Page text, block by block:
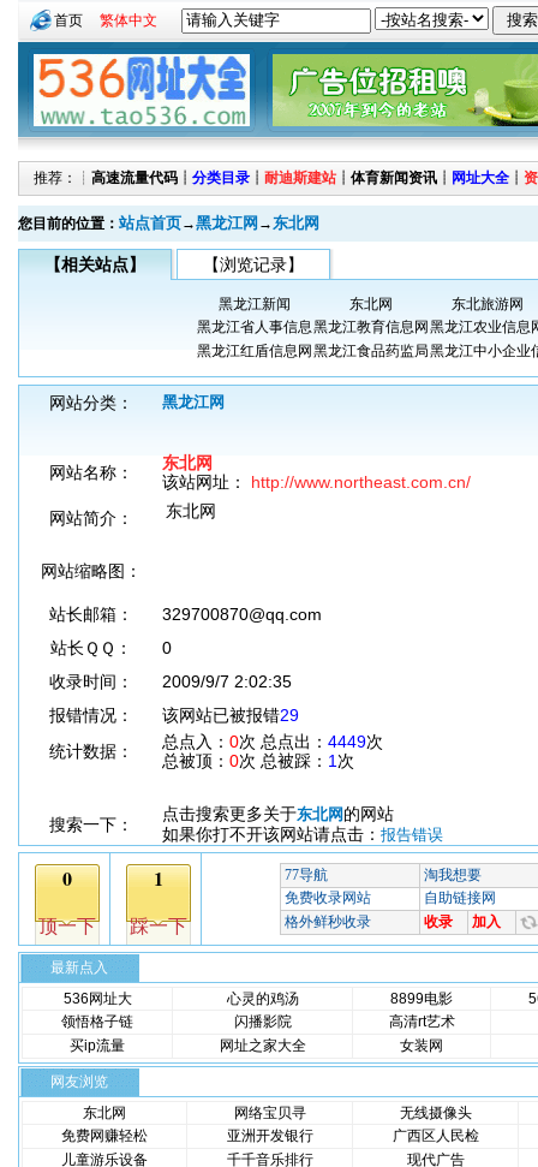
首页 繁体中文
推荐：┊ 高速流量代码 ┊ 分类目录 ┊ 耐迪斯建站 ┊ 体育新闻资讯 ┊ 网址大全 ┊
您目前的位置： 站点首页→黑龙江网 →东北网
【相关站点】 【浏览记录】
黑龙江新闻 东北网
东北旅游网
黑龙江省人事信息黑龙江教育信息网 黑龙江农业信息
黑龙江红盾信息网 黑龙江食品药监局黑龙江中小企业
网站分类： 黑龙江网
网站名称：
东北网
该站网址： http://www.northeast.com.cn/
网站简介：
东北网
网站缩略图：
站长邮箱：
329700870@qq.com
站长ＱＱ：
0
收录时间：
2009/9/7 2:02:35
报错情况：
该网站已被报错29
统计数据：
总点入： 0次 总点出： 4449次
总被顶： 0次 总被踩： 1 次
搜索一下：
点击搜索更多关于东北网 的网站
如果你打不开该网站请点击： 报告错误
最新点入
536网址大
心灵的鸡汤 8899电影
领悟格子链
闪播影院
高清rt艺术
买ip流量
网址之家大全 女装网
网友浏览
东北网
网络宝贝寻
无线摄像头
免费网赚轻松
亚洲开发银行
广西区人民检
儿童游乐设备
千千音乐排行 现代广告